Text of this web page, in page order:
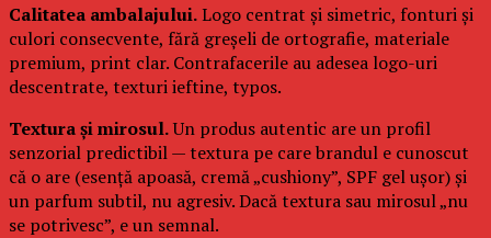
Calitatea ambalajului.Logo centrat și simetric, fonturi și
culori consecvente, fără greșeli de ortografie, materiale
premium, print clar. Contrafacerile au adesea logo-uri
descentrate, texturi ieftine, typos.
Textura și mirosul.Un produs autentic are un profil
senzorial predictibil — textura pe care brandul e cunoscut
că o are (esență apoasă, cremă „cushiony”, SPF gel ușor) și
un parfum subtil, nu agresiv. Dacă textura sau mirosul „nu
se potrivesc”, e un semnal.